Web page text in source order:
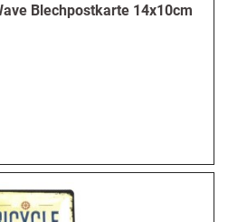
Blechpostkarte 14x10cm